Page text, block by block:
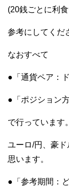
(20銭ごとに利
参考にしてくだ
なおすべて
●「通貨ペア：
●「ポジション
で行っています。
ユーロ/円、豪
思います。
●「参考期間：